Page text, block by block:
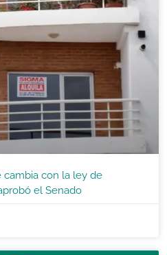
cambia con la ley de
el Senado